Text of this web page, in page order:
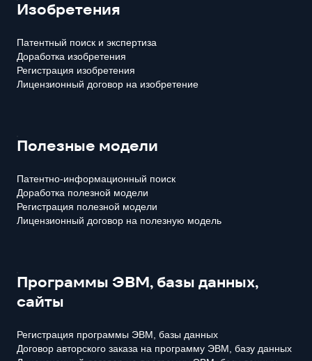
Изобретения
Патентный поиск и экспертиза
Доработка изобретения
Регистрация изобретения
Лицензионный договор на изобретение
Полезные модели
Патентно-информационный поиск
Доработка полезной модели
Регистрация полезной модели
Лицензионный договор на полезную модель
Программы ЭВМ, базы данных,
сайты
Регистрация программы ЭВМ, базы данных
Договор авторского заказа на программу ЭВМ, базу данных